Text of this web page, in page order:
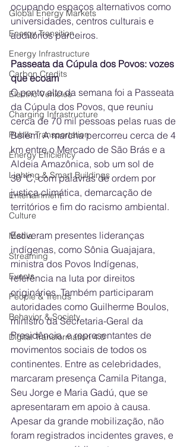
Global Energy Markets
Energy Transition
Energy Infrastructure
Carbon Credits
Electric Vehicles
Charging Infrastructure
Public Transportation
Energy Efficiency
Lighting & Smart Buildings
Entertainment
Culture
Media
Streaming
Events
People & Trends
Behavior & Society
Digital Transformation 4.0
ocupando espaços alternativos como
universidades, centros culturais e
auditórios parceiros.
Passeata da Cúpula dos Povos: vozes
que ecoam
O ponto alto da semana foi a Passeata
da Cúpula dos Povos, que reuniu
cerca de 70 mil pessoas pelas ruas de
Belém. A marcha percorreu cerca de 4
km entre o Mercado de São Brás e a
Aldeia Amazônica, sob um sol de
30 °C, com palavras de ordem por
justiça climática, demarcação de
territórios e fim do racismo ambiental.
Estiveram presentes lideranças
indígenas, como Sônia Guajajara,
ministra dos Povos Indígenas,
referência na luta por direitos
originários. Também participaram
autoridades como Guilherme Boulos,
ministro da Secretaria-Geral da
Presidência, e representantes de
movimentos sociais de todos os
continentes. Entre as celebridades,
marcaram presença Camila Pitanga,
Seu Jorge e Maria Gadú, que se
apresentaram em apoio à causa.
Apesar da grande mobilização, não
foram registrados incidentes graves, e